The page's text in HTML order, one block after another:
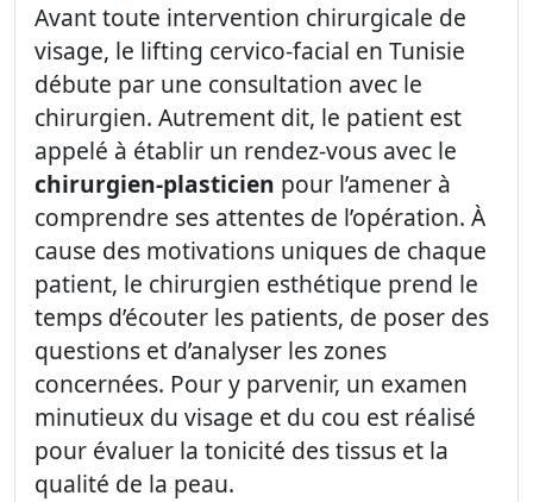
Avant toute intervention chirurgicale de
visage, le lifting cervico-facial en Tunisie
débute par une consultation avec le
chirurgien. Autrement dit, le patient est
appelé à établir un rendez-vous avec le
chirurgien-plasticien pour l’amener à
comprendre ses attentes de l’opération. À
cause des motivations uniques de chaque
patient, le chirurgien esthétique prend le
temps d’écouter les patients, de poser des
questions et d’analyser les zones
concernées. Pour y parvenir, un examen
minutieux du visage et du cou est réalisé
pour évaluer la tonicité des tissus et la
qualité de la peau.